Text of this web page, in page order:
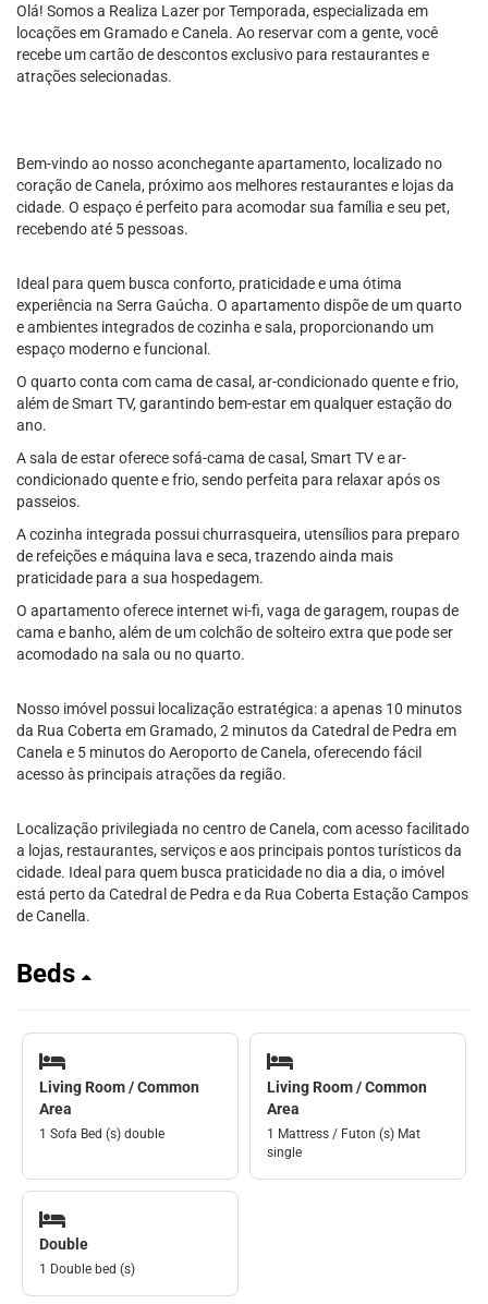
Olá! Somos a Realiza Lazer por Temporada, especializada em
locações em Gramado e Canela. Ao reservar com a gente, você
recebe um cartão de descontos exclusivo para restaurantes e
atrações selecionadas.
Bem-vindo ao nosso aconchegante apartamento, localizado no
coração de Canela, próximo aos melhores restaurantes e lojas da
cidade. O espaço é perfeito para acomodar sua família e seu pet,
recebendo até 5 pessoas.
Ideal para quem busca conforto, praticidade e uma ótima
experiência na Serra Gaúcha. O apartamento dispõe de um quarto
e ambientes integrados de cozinha e sala, proporcionando um
espaço moderno e funcional.
O quarto conta com cama de casal, ar-condicionado quente e frio,
além de Smart TV, garantindo bem-estar em qualquer estação do
ano.
A sala de estar oferece sofá-cama de casal, Smart TV e ar-
condicionado quente e frio, sendo perfeita para relaxar após os
passeios.
A cozinha integrada possui churrasqueira, utensílios para preparo
de refeições e máquina lava e seca, trazendo ainda mais
praticidade para a sua hospedagem.
O apartamento oferece internet wi-fi, vaga de garagem, roupas de
cama e banho, além de um colchão de solteiro extra que pode ser
acomodado na sala ou no quarto.
Nosso imóvel possui localização estratégica: a apenas 10 minutos
da Rua Coberta em Gramado, 2 minutos da Catedral de Pedra em
Canela e 5 minutos do Aeroporto de Canela, oferecendo fácil
acesso às principais atrações da região.
Localização privilegiada no centro de Canela, com acesso facilitado
a lojas, restaurantes, serviços e aos principais pontos turísticos da
cidade. Ideal para quem busca praticidade no dia a dia, o imóvel
está perto da Catedral de Pedra e da Rua Coberta Estação Campos
de Canella.
Beds
Living Room / Common
Area
1 Sofa Bed (s) double
Living Room / Common
Area
1 Mattress / Futon (s) Mat
single
Double
1 Double bed (s)